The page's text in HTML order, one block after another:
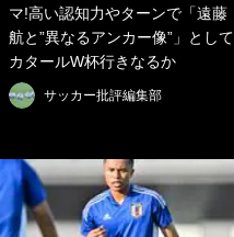
マ!高い認知力やターンで「遠藤
航と”異なるアンカー像”」として
カタールW杯行きなるか
サッカー批評編集部